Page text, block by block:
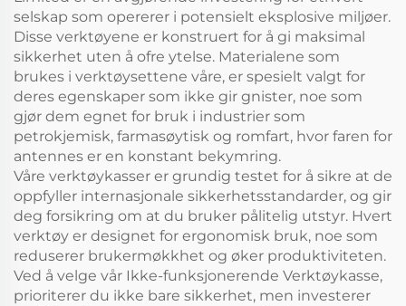
selskap som opererer i potensielt eksplosive miljøer.
Disse verktøyene er konstruert for å gi maksimal
sikkerhet uten å ofre ytelse. Materialene som
brukes i verktøysettene våre, er spesielt valgt for
deres egenskaper som ikke gir gnister, noe som
gjør dem egnet for bruk i industrier som
petrokjemisk, farmasøytisk og romfart, hvor faren for
antennes er en konstant bekymring.
Våre verktøykasser er grundig testet for å sikre at de
oppfyller internasjonale sikkerhetsstandarder, og gir
deg forsikring om at du bruker pålitelig utstyr. Hvert
verktøy er designet for ergonomisk bruk, noe som
reduserer brukermøkkhet og øker produktiviteten.
Ved å velge vår Ikke-funksjonerende Verktøykasse,
prioriterer du ikke bare sikkerhet, men investerer